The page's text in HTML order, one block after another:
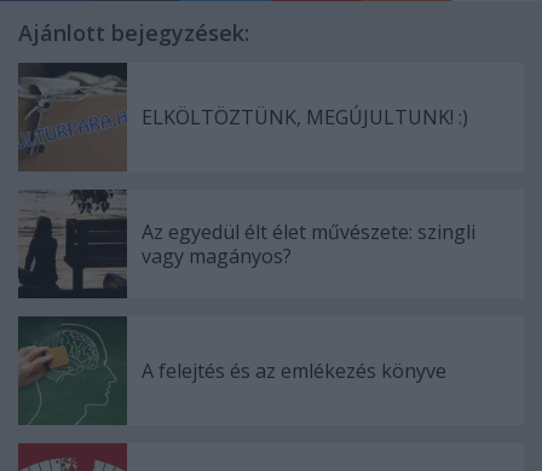
Ajánlott bejegyzések:
ELKÖLTÖZTÜNK, MEGÚJULTUNK! :)
Az egyedül élt élet művészete: szingli
vagy magányos?
A felejtés és az emlékezés könyve